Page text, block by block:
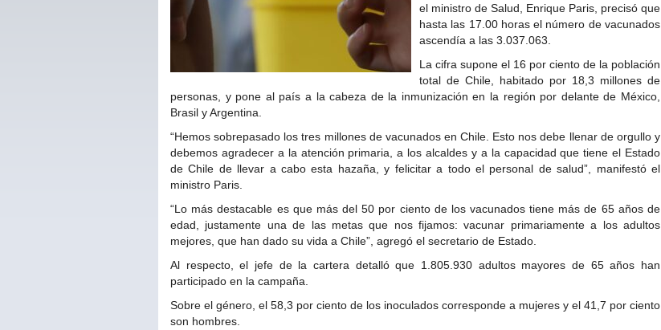
el ministro de Salud, Enrique Paris, precisó que
hasta las 17.00 horas el número de vacunados
ascendía a las 3.037.063.
La cifra supone el 16 por ciento de la población
total de Chile, habitado por 18,3 millones de
personas, y pone al país a la cabeza de la inmunización en la región por delante de México,
Brasil y Argentina.
“Hemos sobrepasado los tres millones de vacunados en Chile. Esto nos debe llenar de orgullo y
debemos agradecer a la atención primaria, a los alcaldes y a la capacidad que tiene el Estado
de Chile de llevar a cabo esta hazaña, y felicitar a todo el personal de salud”, manifestó el
ministro Paris.
“Lo más destacable es que más del 50 por ciento de los vacunados tiene más de 65 años de
edad, justamente una de las metas que nos fijamos: vacunar primariamente a los adultos
mejores, que han dado su vida a Chile”, agregó el secretario de Estado.
Al respecto, el jefe de la cartera detalló que 1.805.930 adultos mayores de 65 años han
participado en la campaña.
Sobre el género, el 58,3 por ciento de los inoculados corresponde a mujeres y el 41,7 por ciento
son hombres.